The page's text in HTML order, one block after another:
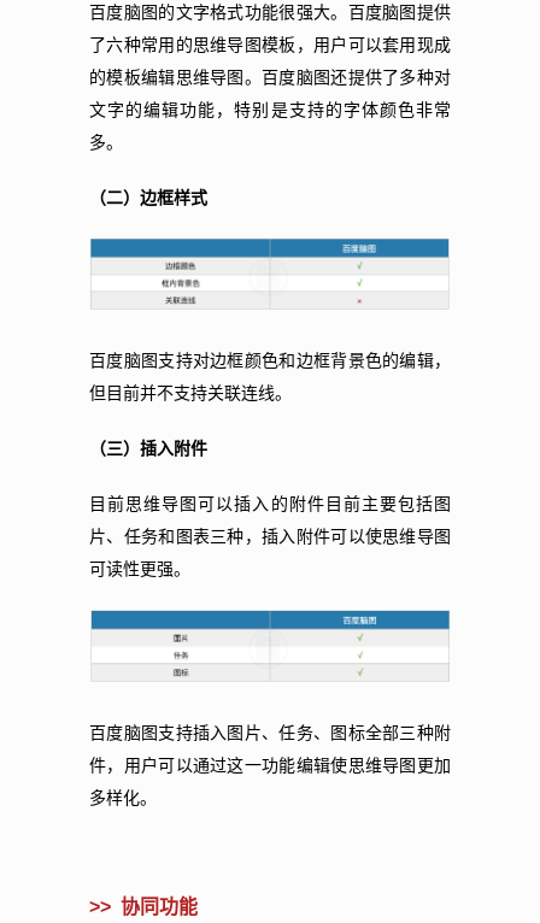
百度脑图的文字格式功能很强大。百度脑图提供
了六种常用的思维导图模板，用户可以套用现成
的模板编辑思维导图。百度脑图还提供了多种对
文字的编辑功能，特别是支持的字体颜色非常
多。
（二）边框样式
百度脑图支持对边框颜色和边框背景色的编辑，
但目前并不支持关联连线。
（三）插入附件
目前思维导图可以插入的附件目前主要包括图
片、任务和图表三种，插入附件可以使思维导图
可读性更强。
百度脑图支持插入图片、任务、图标全部三种附
件，用户可以通过这一功能编辑使思维导图更加
多样化。
>> 协同功能